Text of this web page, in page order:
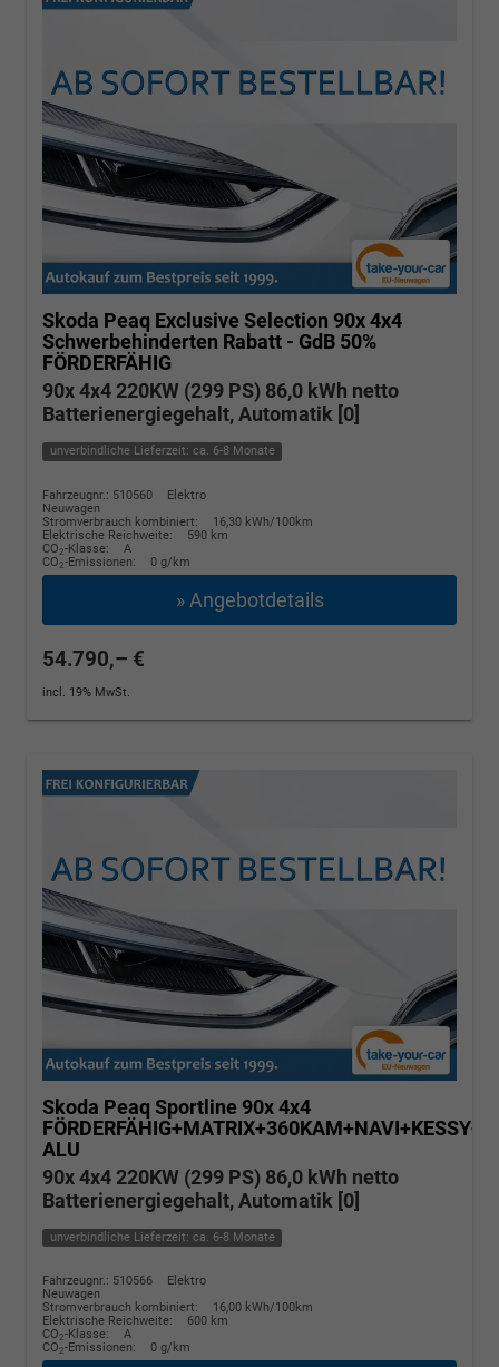
Skoda Peaq Exclusive Selection 90x 4x4
Schwerbehinderten Rabatt - GdB 50%
FÖRDERFÄHIG
90x 4x4 220KW (299 PS) 86,0 kWh netto
Batterienergiegehalt, Automatik [0]
unverbindliche Lieferzeit: ca. 6-8 Monate
Fahrzeugnr.: 510560
Elektro
Neuwagen
Stromverbrauch kombiniert:
16,30 kWh/100km
Elektrische Reichweite:
590 km
CO2-Klasse:
A
CO2-Emissionen: 0 g/km
» Angebotdetails
54.790,– €
incl. 19% MwSt.
Skoda Peaq Sportline 90x 4x4
ALU
90x 4x4 220KW (299 PS) 86,0 kWh netto
Batterienergiegehalt, Automatik [0]
unverbindliche Lieferzeit: ca. 6-8 Monate
Fahrzeugnr.: 510566
Elektro
Neuwagen
Stromverbrauch kombiniert:
16,00 kWh/100km
Elektrische Reichweite:
600 km
CO2-Klasse:
A
CO2-Emissionen: 0 g/km